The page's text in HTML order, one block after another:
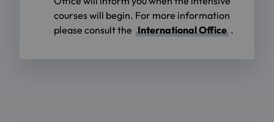
courses will begin. For more information
please consult the International Office .